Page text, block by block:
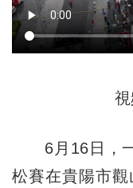
6月16日，一
松賽在貴陽市